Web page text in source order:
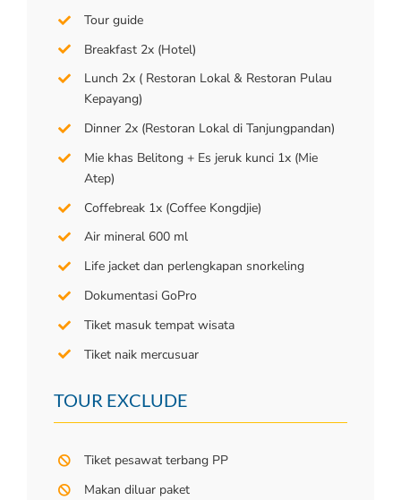
Tour guide
Breakfast 2x (Hotel)
Lunch 2x ( Restoran Lokal & Restoran Pulau
Kepayang)
Dinner 2x (Restoran Lokal di Tanjungpandan)
Mie khas Belitong + Es jeruk kunci 1x (Mie
Atep)
Coffebreak 1x (Coffee Kongdjie)
Air mineral 600 ml
Life jacket dan perlengkapan snorkeling
Dokumentasi GoPro
Tiket masuk tempat wisata
Tiket naik mercusuar
TOUR EXCLUDE
Tiket pesawat terbang PP
Makan diluar paket